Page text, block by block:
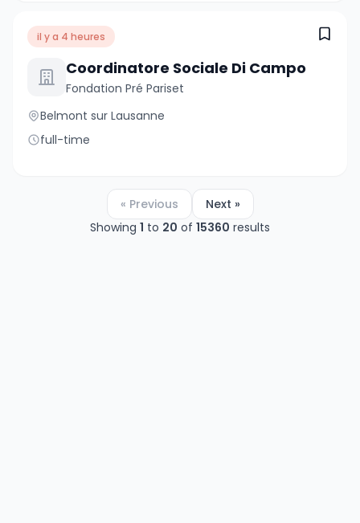
il y a 4 heures
Coordinatore Sociale Di Campo
Fondation Pré Pariset
Belmont sur Lausanne
full-time
« Previous
Next »
Showing 1 to 20 of 15360 results